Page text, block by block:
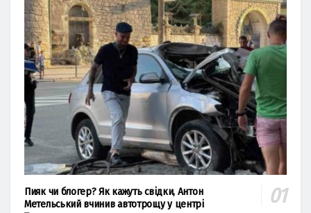
Пияк чи блогер? Як кажуть свідки, Антон
Метельський вчинив автотрощу у центрі